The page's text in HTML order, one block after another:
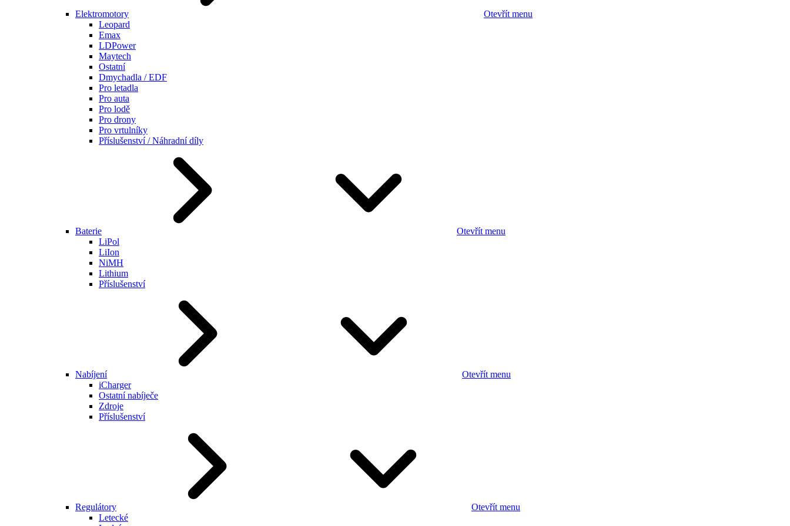
Elektromotory
Otevřít menu
Leopard
Emax
LDPower
Maytech
Ostatní
Dmychadla / EDF
Pro letadla
Pro auta
Pro lodě
Pro drony
Pro vrtulníky
Příslušenství / Náhradní díly
Baterie
Otevřít menu
LiPol
LiIon
NiMH
Lithium
Příslušenství
Nabíjení
Otevřít menu
iCharger
Ostatní nabíječe
Zdroje
Příslušenství
Regulátory
Otevřít menu
Letecké